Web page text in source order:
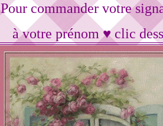
Pour commander votre
à votre prénom ♥ clic